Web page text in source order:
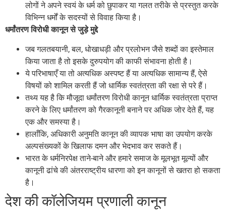
लोगों ने अपने स्वयं के धर्म को छुपाकर या गलत तरीके से प्रस्तुत करके
विभिन्न धर्मों के सदस्यों से विवाह किया है।
धर्मांतरण विरोधी कानून से जुड़े मुद्दे
जब गलतबयानी, बल, धोखाधड़ी और प्रलोभन जैसे शब्दों का इस्तेमाल
किया जाता है तो इसके दुरुपयोग की काफी संभावना होती है।
ये परिभाषाएँ या तो अत्यधिक अस्पष्ट हैं या अत्यधिक सामान्य हैं, ऐसे
विषयों को शामिल करती हैं जो धार्मिक स्वतंत्रता की रक्षा से परे हैं।
तथ्य यह है कि मौजूदा धर्मांतरण विरोधी कानून धार्मिक स्वतंत्रता प्राप्त
करने के लिए धर्मांतरण को गैरकानूनी बनाने पर अधिक जोर देते हैं, यह
एक और समस्या है।
हालाँकि, अधिकारी अनुमति कानून की व्यापक भाषा का उपयोग करके
अल्पसंख्यकों के खिलाफ दमन और भेदभाव कर सकते हैं।
भारत के धर्मनिरपेक्ष ताने-बाने और हमारे समाज के मूलभूत मूल्यों और
कानूनी ढांचे की अंतरराष्ट्रीय धारणा को इन कानूनों से खतरा हो सकता
है।
देश की कॉलेजियम प्रणाली कानून